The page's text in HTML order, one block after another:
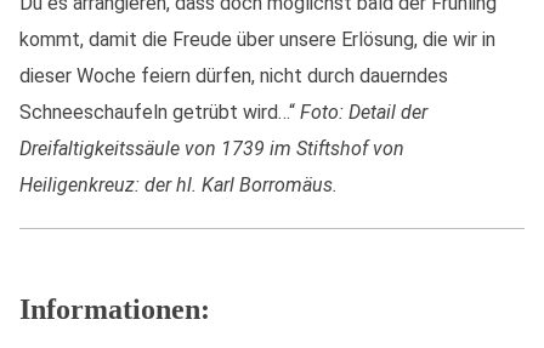
kommt, damit die Freude über unsere Erlösung, die wir in
dieser Woche feiern dürfen, nicht durch dauerndes
Schneeschaufeln getrübt wird…“ Foto: Detail der
Dreifaltigkeitssäule von 1739 im Stiftshof von
Heiligenkreuz: der hl. Karl Borromäus.
Informationen: